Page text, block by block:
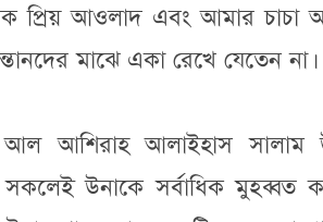
প্রিয় আওলাদ এবং আমার চাচা
মাঝে একা রেখে যেতেন না।
আল আশিরাহ আলাইহাস সালাম
সকলেই উনাকে সর্বাধিক